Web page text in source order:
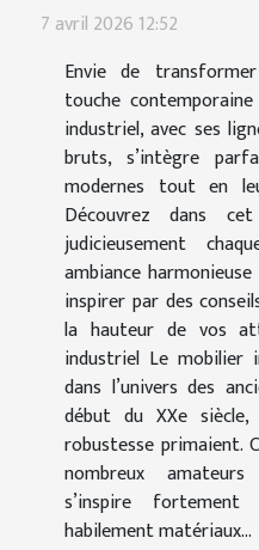
7 avril 2026 12:52
Envie de
touche
industriel, avec ses
bruts, s’intègre
modernes tout en
Découvrez dans
judicieusement
ambiance
inspirer par des
la hauteur de vos
industriel Le mobilier
dans l’univers des
début du XXe
robustesse primaient.
nombreux
s’inspire
habilement matériaux...